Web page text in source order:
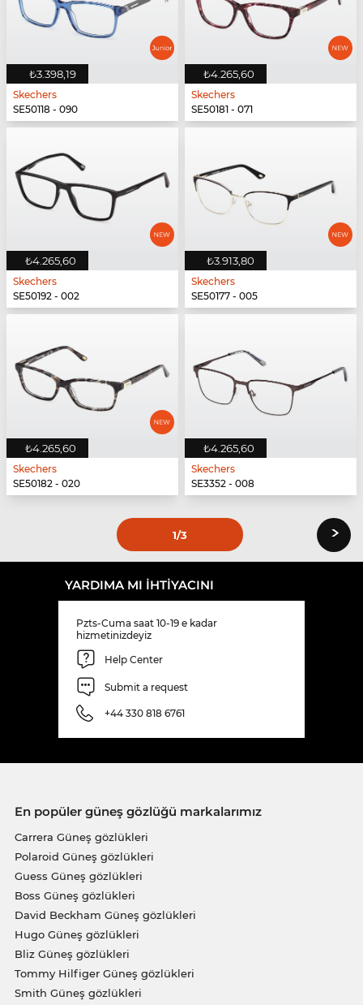
₺3.398,19
Skechers
SE50118 - 090
₺4.265,60
Skechers
SE50181 - 071
₺4.265,60
Skechers
SE50192 - 002
₺3.913,80
Skechers
SE50177 - 005
₺4.265,60
Skechers
SE50182 - 020
₺4.265,60
Skechers
SE3352 - 008
1/3 ›
YARDIMA MI IHTIYACINI
Pzts-Cuma saat 10-19 e kadar
hizmetinizdeyiz
Help Center
Submit a request
+44 330 818 6761
En popüler güneş gözlüğü markalarımız
Carrera Güneş gözlükleri
Polaroid Güneş gözlükleri
Guess Güneş gözlükleri
Boss Güneş gözlükleri
David Beckham Güneş gözlükleri
Hugo Güneş gözlükleri
Bliz Güneş gözlükleri
Tommy Hilfiger Güneş gözlükleri
Smith Güneş gözlükleri